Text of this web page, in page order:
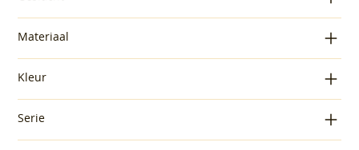
Materiaal
Kleur
Serie